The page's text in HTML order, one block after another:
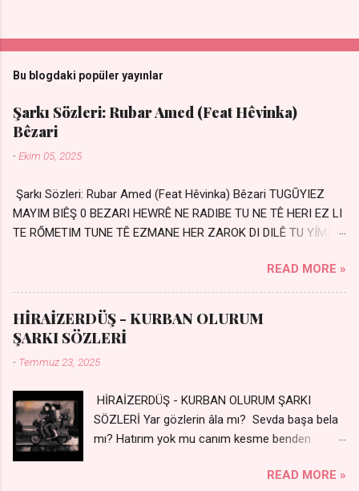
Bu blogdaki popüler yayınlar
Şarkı Sözleri: Rubar Amed (Feat Hêvinka)
Bêzari
-Ekim 05, 2025
Şarkı Sözleri: Rubar Amed (Feat Hêvinka) Bêzari TUGŪYIEZ
MAYIM BIÊŞ 0 BEZARI HEWRÊ NE RADIBE TU NE TÊ HERI EZ LI
TE RŐMETIM TUNE TÊ EZMANE HER ZAROK DI DILÊ TU YÍMIN
Silinmis yarıda. Hasretin yel gibi Eser yar içimden Bir kıza sevdalı
Yaralı adamım. Sensizlik bir hançer Geceler susmuyor Yaralı
kalbimde Bir sızı durmuyor Tu yi bihare min Ez ji payizim Li
dile şevên min Teng e nefes im Adını sayıklar Uykusuz
geceler Sensiz her sabahım Sessiz ve kederli
READ MORE »
HİRAİZERDÜŞ - KURBAN OLURUM
ŞARKI SÖZLERİ
- Temmuz 23, 2025
HİRAİZERDÜŞ - KURBAN OLURUM ŞARKI
SÖZLERİ Yar gözlerin âla mı? Sevda başa bela
mı? Hatırım yok mu canım kesme benden
dünyayı durdururum Ben sana yoldaş olurum
READ MORE »